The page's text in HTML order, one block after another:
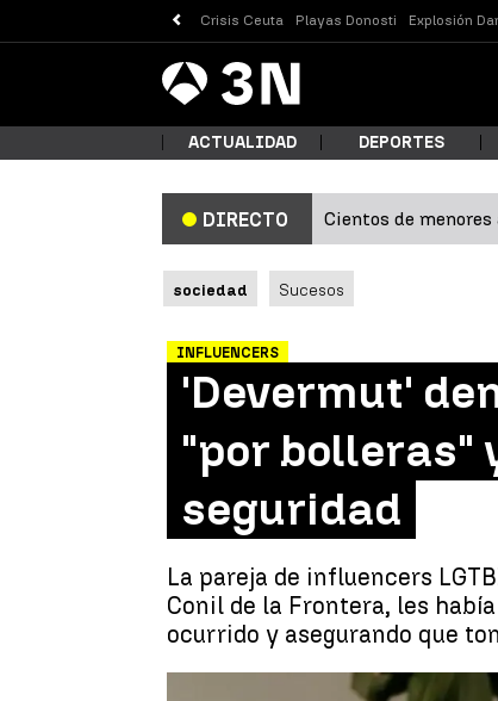
Crisis Ceuta Playas Donosti Explosión
Antena
3 Noticias
ACTUALIDAD DEPORTES
DIRECTO Cientos de
sociedad Sucesos
INFLUENCERS
'Devermut'
"por bolleras"
seguridad
La pareja de influencers
Conil de la Frontera, les
ocurrido y asegurando que